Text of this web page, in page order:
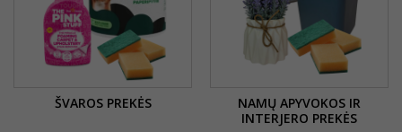
ŠVAROS PREKĖS
NAMŲ APYVOKOS IR
INTERJERO PREKĖS